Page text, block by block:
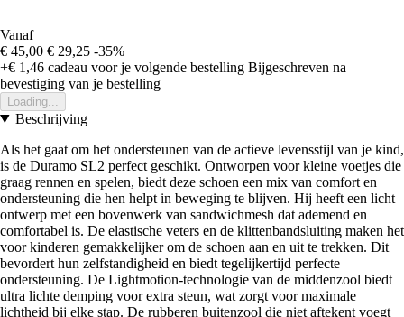
Vanaf
€ 45,00 € 29,25 -35%
+€ 1,46 cadeau voor je volgende bestelling Bijgeschreven na
bevestiging van je bestelling
Loading...
Beschrijving
Als het gaat om het ondersteunen van de actieve levensstijl van je kind,
is de Duramo SL2 perfect geschikt. Ontworpen voor kleine voetjes die
graag rennen en spelen, biedt deze schoen een mix van comfort en
ondersteuning die hen helpt in beweging te blijven. Hij heeft een licht
ontwerp met een bovenwerk van sandwichmesh dat ademend en
comfortabel is. De elastische veters en de klittenbandsluiting maken het
voor kinderen gemakkelijker om de schoen aan en uit te trekken. Dit
bevordert hun zelfstandigheid en biedt tegelijkertijd perfecte
ondersteuning. De Lightmotion-technologie van de middenzool biedt
ultra lichte demping voor extra steun, wat zorgt voor maximale
lichtheid bij elke stap. De rubberen buitenzool die niet aftekent voegt